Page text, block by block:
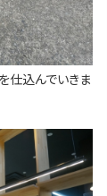
仕込んでいきま